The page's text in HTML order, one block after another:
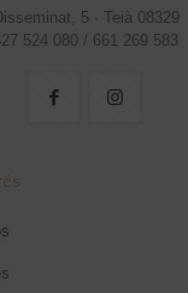
5 · Teià 08329
524 080 / 661 269 583